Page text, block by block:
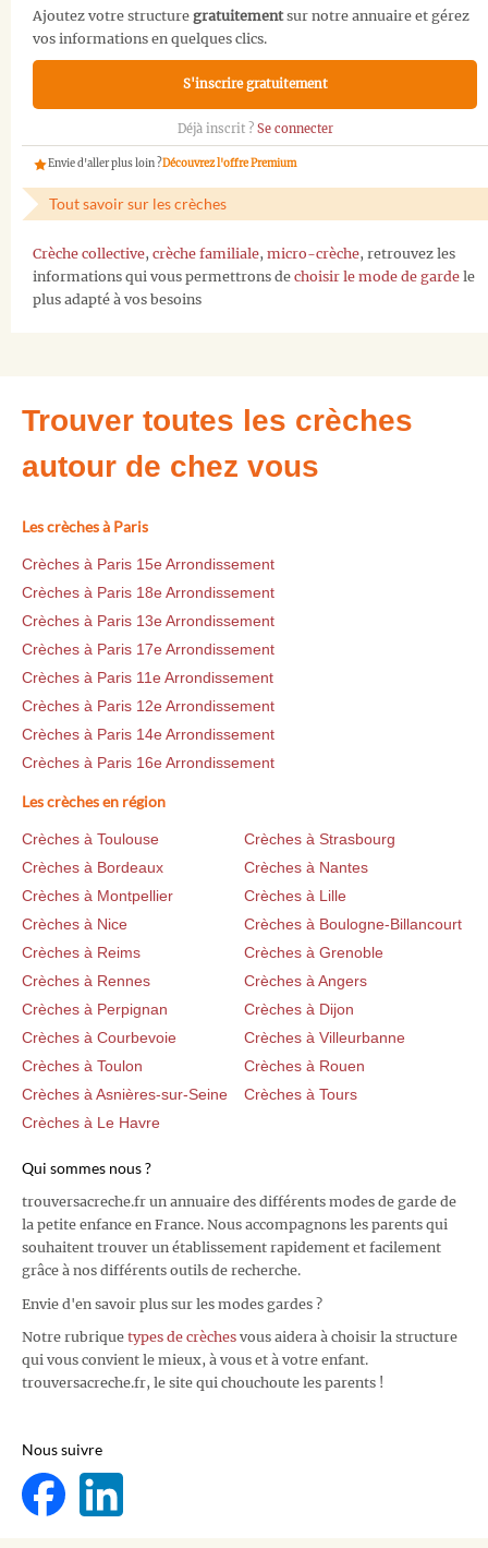
Ajoutez votre structure gratuitementsur notre annuaire et gérez
vos informations en quelques clics.
S'inscrire gratuitement
Déjà inscrit ? Se connecter
Envie d'aller plus loin ?Découvrez l'offre Premium
Tout savoir sur les crèches
Crèche collective, crèche familiale, micro-crèche, retrouvez les
informations qui vous permettrons de choisir le mode de garde le
plus adapté à vos besoins
Trouver toutes les crèches
autour de chez vous
Les crèches à Paris
Crèches à Paris 15e Arrondissement
Crèches à Paris 18e Arrondissement
Crèches à Paris 13e Arrondissement
Crèches à Paris 17e Arrondissement
Crèches à Paris 11e Arrondissement
Crèches à Paris 12e Arrondissement
Crèches à Paris 14e Arrondissement
Crèches à Paris 16e Arrondissement
Les crèches en région
Crèches à Toulouse
Crèches à Strasbourg
Crèches à Bordeaux
Crèches à Nantes
Crèches à Montpellier
Crèches à Lille
Crèches à Nice
Crèches à Boulogne-Billancourt
Crèches à Reims
Crèches à Grenoble
Crèches à Rennes
Crèches à Angers
Crèches à Perpignan
Crèches à Dijon
Crèches à Courbevoie
Crèches à Villeurbanne
Crèches à Toulon
Crèches à Rouen
Crèches à Asnières-sur-Seine
Crèches à Tours
Crèches à Le Havre
Qui sommes nous ?
trouversacreche.fr un annuaire des différents modes de garde de
la petite enfance en France. Nous accompagnons les parents qui
souhaitent trouver un établissement rapidement et facilement
grâce à nos différents outils de recherche.
Envie d'en savoir plus sur les modes gardes ?
Notre rubrique types de crèches vous aidera à choisir la structure
qui vous convient le mieux, à vous et à votre enfant.
trouversacreche.fr, le site qui chouchoute les parents !
Nous suivre